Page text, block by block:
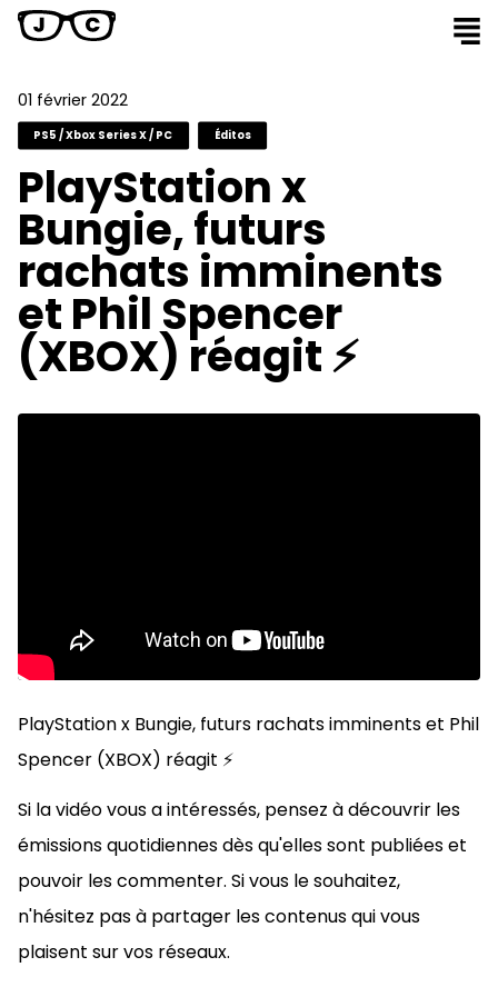
01 février 2022
PS5 / Xbox Series X / PC Éditos
PlayStation x
Bungie, futurs
rachats imminents
et Phil Spencer
(XBOX) réagit ⚡️
PlayStation x Bungie, futurs rachats imminents et Phil
Spencer (XBOX) réagit ⚡️
Si la vidéo vous a intéressés, pensez à découvrir les
émissions quotidiennes dès qu'elles sont publiées et
pouvoir les commenter. Si vous le souhaitez,
n'hésitez pas à partager les contenus qui vous
plaisent sur vos réseaux.